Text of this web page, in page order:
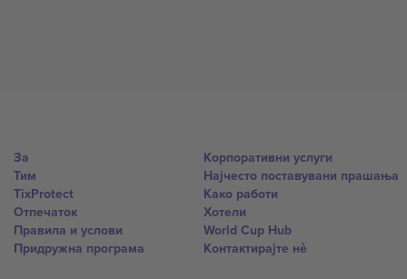
За
Тим
TixProtect
Отпечаток
Правила и услови
Придружна програма
Корпоративни услуги
Најчесто поставувани прашања
Како работи
Хотели
World Cup Hub
Контактирајте нѐ